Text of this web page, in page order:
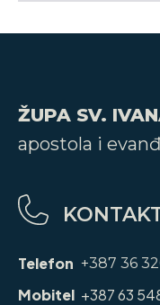
ŽUPA SV.
apostola i
Telefon +387 36
Mobitel +387 63